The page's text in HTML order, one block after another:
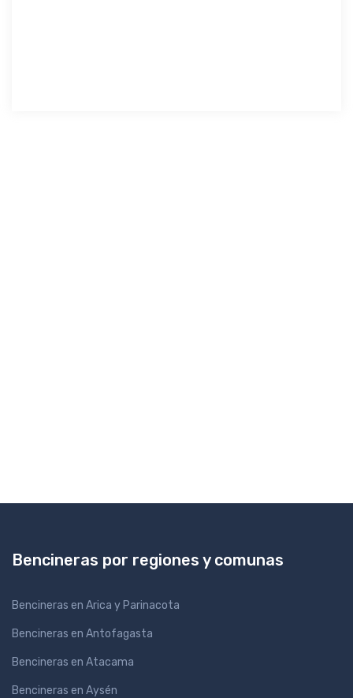
Bencineras por regiones y comunas
Bencineras en Arica y Parinacota
Bencineras en Antofagasta
Bencineras en Atacama
Bencineras en Aysén